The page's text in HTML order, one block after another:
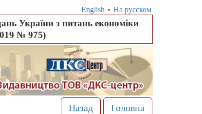
English • На русском
України з питань економіки
№ 975)
Назад Головна